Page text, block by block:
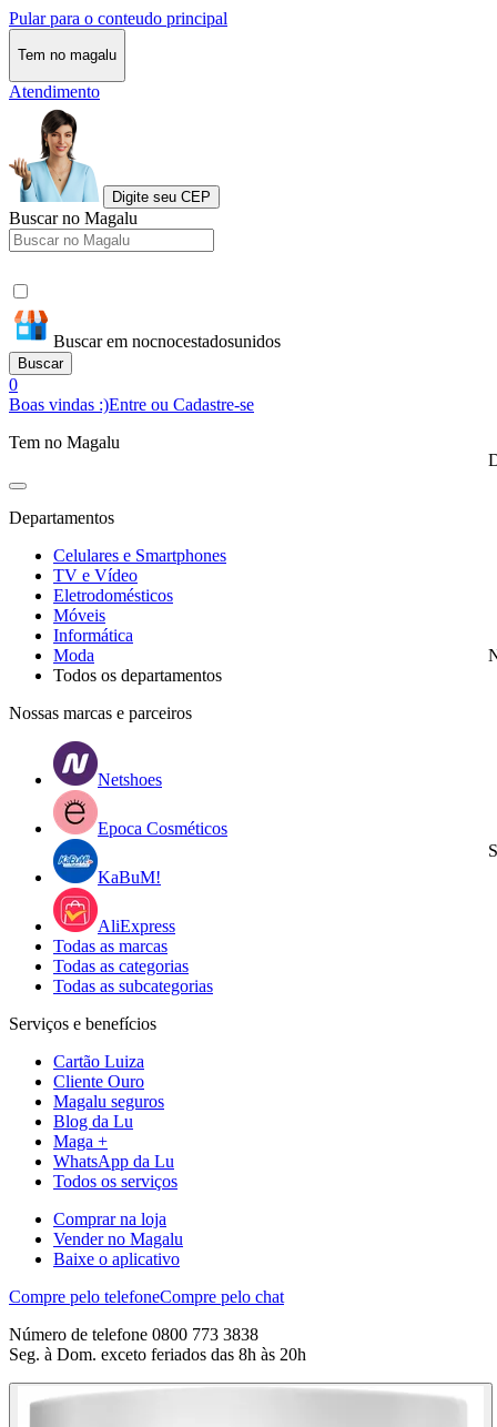
Pular para o conteudo principal
Tem no magalu
Atendimento
Digite seu CEP
Buscar no Magalu
Buscar em nocnocestadosunidos
Buscar
0
Boas vindas :)Entre ou Cadastre-se
Tem no Magalu
Departamentos
Celulares e Smartphones
TV e Vídeo
Eletrodomésticos
Móveis
Informática
Moda
Todos os departamentos
Nossas marcas e parceiros
Netshoes
Epoca Cosméticos
KaBuM!
AliExpress
Todas as marcas
Todas as categorias
Todas as subcategorias
Serviços e benefícios
Cartão Luiza
Cliente Ouro
Magalu seguros
Blog da Lu
Maga +
WhatsApp da Lu
Todos os serviços
Comprar na loja
Vender no Magalu
Baixe o aplicativo
Compre pelo telefoneCompre pelo chat
Número de telefone 0800 773 3838
Seg. à Dom. exceto feriados das 8h às 20h